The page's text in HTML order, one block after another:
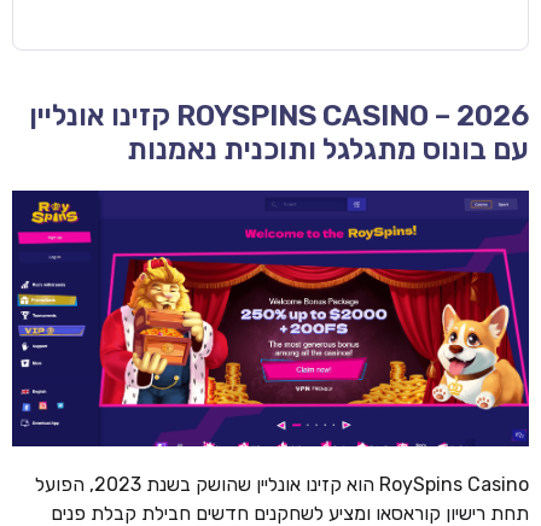
ROYSPINS CASINO – 2026 קזינו אונליין
עם בונוס מתגלגל ותוכנית נאמנות
RoySpins Casino הוא קזינו אונליין שהושק בשנת 2023, הפועל
תחת רישיון קוראסאו ומציע לשחקנים חדשים חבילת קבלת פנים